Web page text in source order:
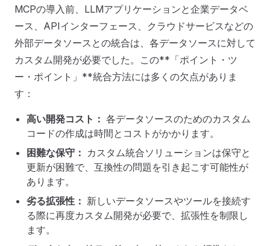
MCPの導入前、LLMアプリケーションと企業データベ
ース、APIインターフェース、クラウドサービスなどの
外部データソースとの統合は、各データソースに対して
カスタム開発が必要でした。この**「ポイント・ツ
ー・ポイント」**統合方法には多くの欠点がありま
す：
高い開発コスト： 各データソースのためのカスタム
コードの作成は時間とコストがかかります。
困難な保守： カスタム統合ソリューションは保守と
更新が困難で、互換性の問題を引き起こす可能性が
あります。
劣る拡張性： 新しいデータソースやツールを接続す
る際に再度カスタム開発が必要で、拡張性を制限し
ます。